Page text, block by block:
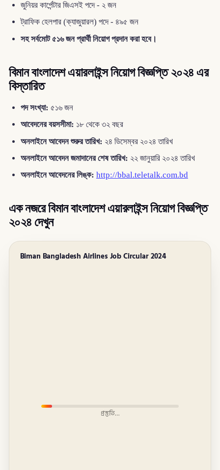
জুনিয়র কার্পেন্টার জিএসই পদে - ২ জন
ট্রাফিক হেলপার (ক্যাজুয়ারল) পদে - ৪৯৫ জন
সহ সর্বমোট ৫১৬ জন প্রার্থী নিয়োগ প্রদান করা হবে।
বিমান বাংলাদেশ এয়ারলাইন্স নিয়োগ বিজ্ঞপ্তি ২০২৪ এর
বিস্তারিত
পদ সংখ্যা: ৫১৬ জন
আবেদনের বয়সসীমা: ১৮ থেকে ৩২ বছর
অনলাইনে আবেদন শুরুর তারিখ: ২৪ ডিসেম্বর ২০২৪ তারিখ
অনলাইনে আবেদন জমাদানের শেষ তারিখ: ২২ জানুয়ারি ২০২৪ তারিখ
অনলাইনে আবেদনের লিঙ্ক: http://bbal.teletalk.com.bd
এক নজরে বিমান বাংলাদেশ এয়ারলাইন্স নিয়োগ বিজ্ঞপ্তি
২০২৪ দেখুন
Biman Bangladesh Airlines Job Circular 2024
প্রস্তুতি…